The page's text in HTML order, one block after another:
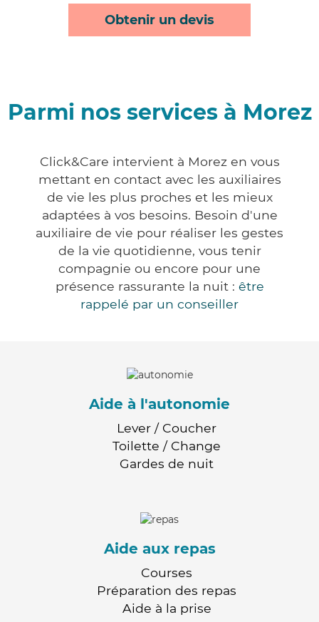
Obtenir un devis
Parmi nos services à Morez
Click&Care intervient à Morez en vous
mettant en contact avec les auxiliaires
de vie les plus proches et les mieux
adaptées à vos besoins. Besoin d'une
auxiliaire de vie pour réaliser les gestes
de la vie quotidienne, vous tenir
compagnie ou encore pour une
présence rassurante la nuit : être
rappelé par un conseiller
Aide à l'autonomie
Lever / Coucher
Toilette / Change
Gardes de nuit
Aide aux repas
Courses
Préparation des repas
Aide à la prise